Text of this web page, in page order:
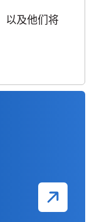
以及他们将